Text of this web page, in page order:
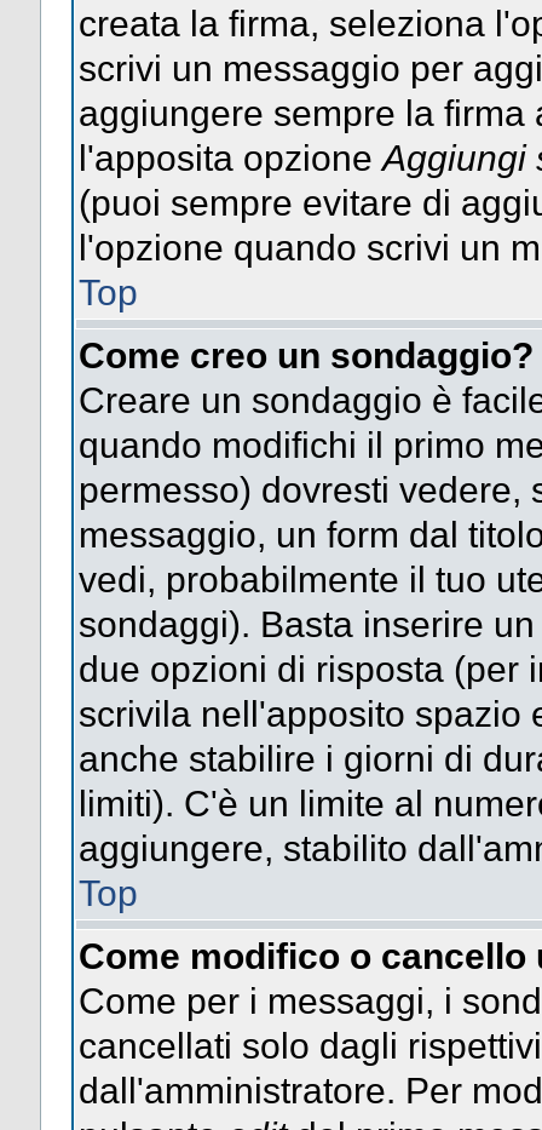
creata la firma, seleziona
scrivi un messaggio per
aggiungere sempre la
l'apposita opzioneAggiungi
(puoi sempre evitare di
l'opzione quando scrivi un
Top
Come creo un sondaggio?
Creare un sondaggio è
quando modifichi il primo
permesso) dovresti vedere,
messaggio, un form dal
vedi, probabilmente il tuo
sondaggi). Basta inserire
due opzioni di risposta (per
scrivila nell'apposito spazio
anche stabilire i giorni di
limiti). C'è un limite al
aggiungere, stabilito
Top
Come modifico o cancello
Come per i messaggi, i
cancellati solo dagli
dall'amministratore. Per